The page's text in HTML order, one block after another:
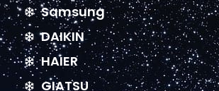
Samsung
DAIKIN
HAIER
GIATSU